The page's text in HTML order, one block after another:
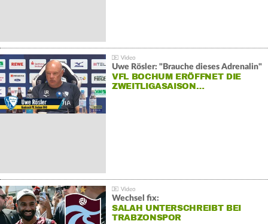
Uwe Rösler: "Brauche dieses Adrenalin"
VFL BOCHUM ERÖFFNET DIE
ZWEITLIGASAISON…
Wechsel fix:
SALAH UNTERSCHREIBT BEI
TRABZONSPOR